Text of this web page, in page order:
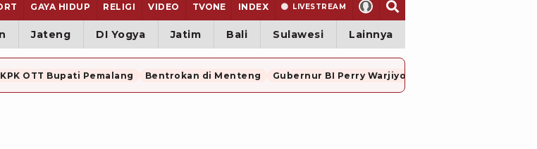
GAYA HIDUP RELIGI VIDEO TVONE INDEX LIVESTREAM
Jateng DI Yogya Jatim Bali Sulawesi Lainnya
KPK OTT Bupati Pemalang Bentrokan di Menteng Gubernur BI Perry Warjiyo Mundur